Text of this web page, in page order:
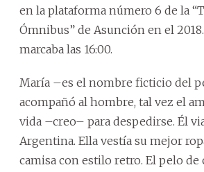
en la plataforma número 6 de la
Ómnibus” de Asunción en el
marcaba las 16:00.
María –es el nombre ficticio del
acompañó al hombre, tal vez el
vida –creo– para despedirse. Él
Argentina. Ella vestía su mejor
camisa con estilo retro. El pelo de